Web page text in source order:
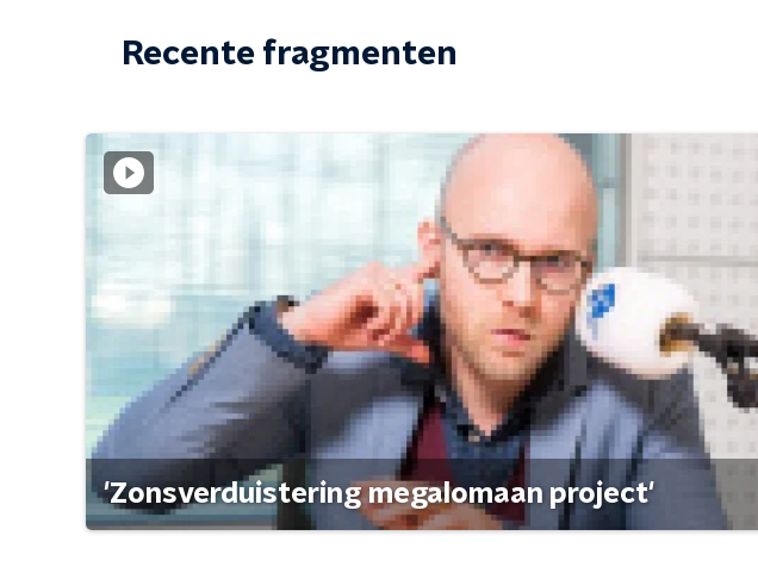
Recente fragmenten
'Zonsverduistering megalomaan project'